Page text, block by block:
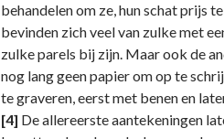
behandelen om ze, hun schat prijs
bevinden zich veel van zulke met
zulke parels bij zijn. Maar ook de
nog lang geen papier om op te
te graveren, eerst met benen en
[4] De allereerste aantekeningen